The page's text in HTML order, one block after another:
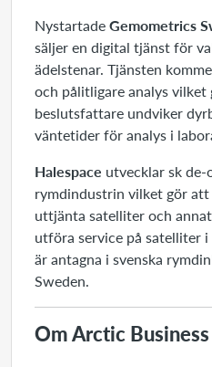
NystartadeGemometrics
säljer en digital tjänst för
ädelstenar. Tjänsten
och pålitligare analys
beslutsfattare undviker
väntetider för analys i
Halespace utvecklar sk
rymdindustrin vilket gör
uttjänta satelliter och
utföra service på satelliter
är antagna i svenska
Sweden.
Om Arctic Business